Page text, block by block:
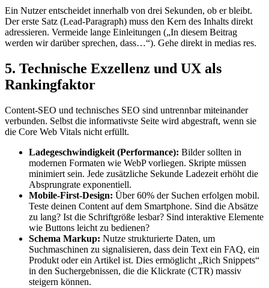
Ein Nutzer entscheidet innerhalb von drei Sekunden, ob er bleibt.
Der erste Satz (Lead-Paragraph) muss den Kern des Inhalts direkt
adressieren. Vermeide lange Einleitungen („In diesem Beitrag
werden wir darüber sprechen, dass…“). Gehe direkt in medias res.
5. Technische Exzellenz und UX als
Rankingfaktor
Content-SEO und technisches SEO sind untrennbar miteinander
verbunden. Selbst die informativste Seite wird abgestraft, wenn sie
die Core Web Vitals nicht erfüllt.
Ladegeschwindigkeit (Performance): Bilder sollten in
modernen Formaten wie WebP vorliegen. Skripte müssen
minimiert sein. Jede zusätzliche Sekunde Ladezeit erhöht die
Absprungrate exponentiell.
Mobile-First-Design: Über 60% der Suchen erfolgen mobil.
Teste deinen Content auf dem Smartphone. Sind die Absätze
zu lang? Ist die Schriftgröße lesbar? Sind interaktive Elemente
wie Buttons leicht zu bedienen?
Schema Markup: Nutze strukturierte Daten, um
Suchmaschinen zu signalisieren, dass dein Text ein FAQ, ein
Produkt oder ein Artikel ist. Dies ermöglicht „Rich Snippets“
in den Suchergebnissen, die die Klickrate (CTR) massiv
steigern können.